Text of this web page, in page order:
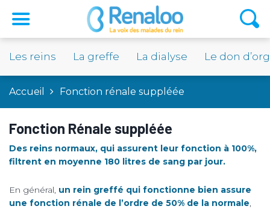
Les reins La greffe La dialyse Le don
Accueil Fonction rénale suppléée
Fonction Rénale suppléée
Des reins normaux, qui assurent leur fonction à 100%,
filtrent en moyenne 180 litres de sang par jour.
En général, un rein greffé qui fonctionne bien assure
une fonction rénale de l’ordre de 50% de la normale,